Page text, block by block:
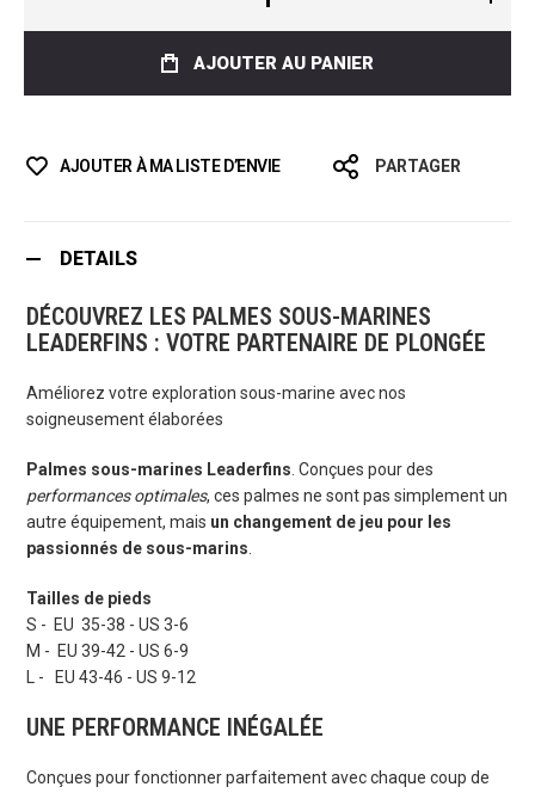
AJOUTER AU PANIER
AJOUTER À MA LISTE D’ENVIE PARTAGER
DETAILS
DÉCOUVREZ LES PALMES SOUS-MARINES
LEADERFINS : VOTRE PARTENAIRE DE PLONGÉE
Améliorez votre exploration sous-marine avec nos
soigneusement élaborées
Palmes sous-marines Leaderfins . Conçues pour des
performances optimales, ces palmes ne sont pas simplement un
autre équipement, mais un changement de jeu pour les
passionnés de sous-marins
Tailles de pieds
S - EU 35-38 - US 3-6
M - EU 39-42 - US 6-9
L - EU 43-46 - US 9-12
UNE PERFORMANCE INÉGALÉE
Conçues pour fonctionner parfaitement avec chaque coup de